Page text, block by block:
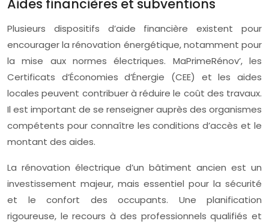
Aides financières et subventions
Plusieurs dispositifs d’aide financière existent pour
encourager la rénovation énergétique, notamment pour
la mise aux normes électriques. MaPrimeRénov’, les
Certificats d’Économies d’Énergie (CEE) et les aides
locales peuvent contribuer à réduire le coût des travaux.
Il est important de se renseigner auprès des organismes
compétents pour connaître les conditions d’accès et le
montant des aides.
La rénovation électrique d’un bâtiment ancien est un
investissement majeur, mais essentiel pour la sécurité
et le confort des occupants. Une planification
rigoureuse, le recours à des professionnels qualifiés et